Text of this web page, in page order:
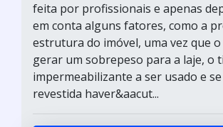
feita por profissionais e apenas
em conta alguns fatores, como a
estrutura do imóvel, uma vez que
gerar um sobrepeso para a laje, o
impermeabilizante a ser usado e
revestida haver&aacut...